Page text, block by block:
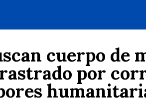
cuerpo de
por